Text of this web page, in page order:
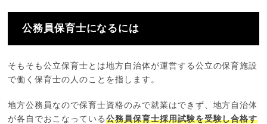
公務員保育士になるには
そもそも公立保育士とは地方自治体が運営する公立の保育施設
で働く保育士の人のことを指します。
地方公務員なので保育士資格のみで就業はできず、地方自治体
が各自でおこなっている 公務員保育士採用試験を受験し合格す